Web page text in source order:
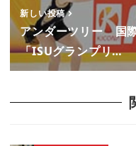
新しい投稿
アンダーツリー 国
「ISUグランプリ…